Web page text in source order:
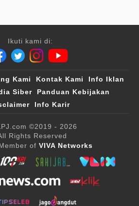
Ikuti kami di:
Kami Kontak Kami
Info Iklan
Siber
Panduan Kebijakan
Info Karir
©2019 - 2026
Rights Reserved
of VIVA Networks